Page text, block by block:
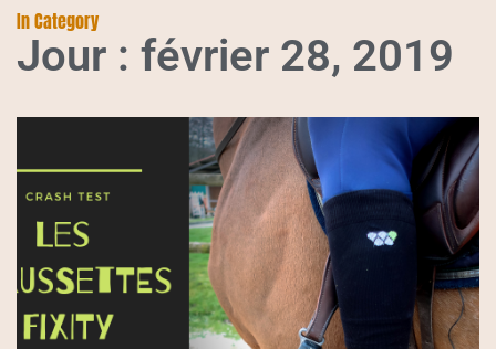
In Category
Jour : février 28, 2019